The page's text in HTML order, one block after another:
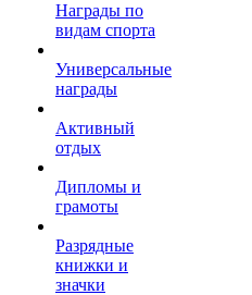
Награды по
видам спорта
Универсальные
награды
Активный
отдых
Дипломы и
грамоты
Разрядные
книжки и
значки